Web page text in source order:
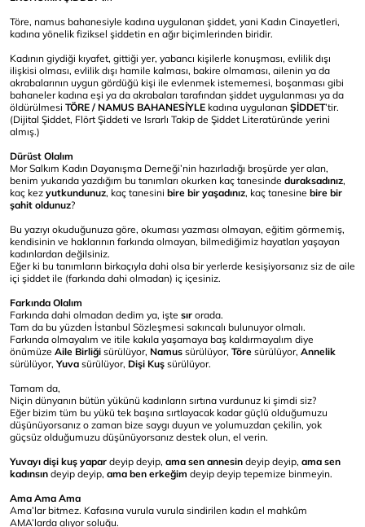
Töre, namus bahanesiyle kadına uygulanan şiddet, yani Kadın Cinayetleri,
kadına yönelik fiziksel şiddetin en ağır biçimlerinden biridir.
Kadının giydiği kıyafet, gittiği yer, yabancı kişilerle konuşması, evlilik dışı
ilişkisi olması, evlilik dışı hamile kalması, bakire olmaması, ailenin ya da
akrabalarının uygun gördüğü kişi ile evlenmek istememesi, boşanması gibi
bahaneler kadına eşi ya da akrabaları tarafından şiddet uygulanması ya da
öldürülmesi TÖRE / NAMUS BAHANESİYLE kadına uygulanan ŞİDDET’tir.
(Dijital Şiddet, Flört Şiddeti ve Israrlı Takip de Şiddet Literatüründe yerini
almış.)
Dürüst Olalım
Mor Salkım Kadın Dayanışma Derneği’nin hazırladığı broşürde yer alan,
benim yukarıda yazdığım bu tanımları okurken kaç tanesinde duraksadınız,
kaç kez yutkundunuz, kaç tanesini bire bir yaşadınız, kaç tanesine bire bir
şahit oldunuz?
Bu yazıyı okuduğunuza göre, okuması yazması olmayan, eğitim görmemiş,
kendisinin ve haklarının farkında olmayan, bilmediğimiz hayatları yaşayan
kadınlardan değilsiniz.
Eğer ki bu tanımların birkaçıyla dahi olsa bir yerlerde kesişiyorsanız siz de aile
içi şiddet ile (farkında dahi olmadan) iç içesiniz.
Farkında Olalım
Farkında dahi olmadan dedim ya, işte sır orada.
Tam da bu yüzden İstanbul Sözleşmesi sakıncalı bulunuyor olmalı.
Farkında olmayalım ve itile kakıla yaşamaya baş kaldırmayalım diye
önümüze Aile Birliği sürülüyor, Namus sürülüyor, Töre sürülüyor, Annelik
sürülüyor, Yuva sürülüyor, Dişi Kuş sürülüyor.
Tamam da,
Niçin dünyanın bütün yükünü kadınların sırtına vurdunuz ki şimdi siz?
Eğer bizim tüm bu yükü tek başına sırtlayacak kadar güçlü olduğumuzu
düşünüyorsanız o zaman bize saygı duyun ve yolumuzdan çekilin, yok
güçsüz olduğumuzu düşünüyorsanız destek olun, el verin.
Yuvayı dişi kuş yapar deyip deyip, ama sen annesin deyip deyip, ama sen
kadınsın deyip deyip, ama ben erkeğim deyip deyip tepemize binmeyin.
Ama Ama Ama
Ama’lar bitmez. Kafasına vurula vurula sindirilen kadın el mahkûm
AMA’larda alıyor soluğu.